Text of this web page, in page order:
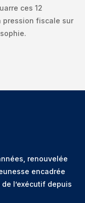
ces 12
pression fiscale sur
renouvelée
encadrée
l’exécutif depuis